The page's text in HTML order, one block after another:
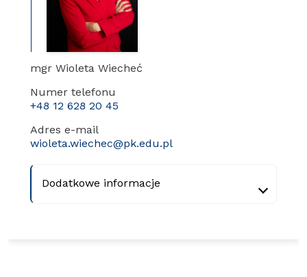
mgr Wioleta Wiecheć
Numer telefonu
+48 12 628 20 45
Adres e-mail
wioleta.wiechec@pk.edu.pl
Dodatkowe informacje